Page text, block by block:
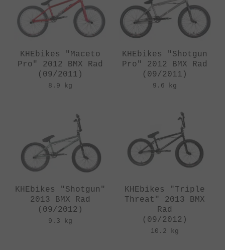
KHEbikes "Maceto
Pro" 2012 BMX Rad
(09/2011)
8.9 kg
KHEbikes "Shotgun
Pro" 2012 BMX Rad
(09/2011)
9.6 kg
KHEbikes "Shotgun"
2013 BMX Rad
(09/2012)
9.3 kg
KHEbikes "Triple
Threat" 2013 BMX
Rad
(09/2012)
10.2 kg